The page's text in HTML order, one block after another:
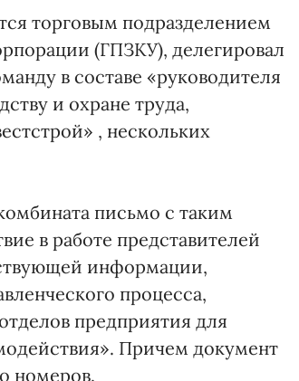
торговым подразделением
(ГПЗКУ), делегировал
в составе «руководителя
и охране труда,
, нескольких
письмо с таким
в работе представителей
информации,
процесса,
предприятия для
Причем документ
номеров.